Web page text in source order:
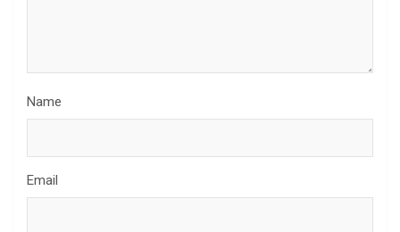
Name
Email